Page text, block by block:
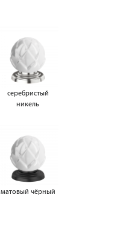
серебристый
никель
матовый чёрный